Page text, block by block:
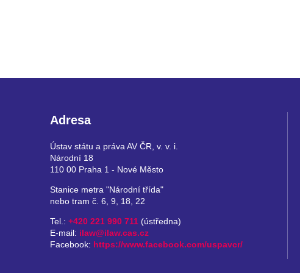
Adresa
Ústav státu a práva AV ČR, v. v. i.
Národní 18
110 00 Praha 1 - Nové Město
Stanice metra "Národní třída"
nebo tram č. 6, 9, 18, 22
Tel.: +420 221 990 711 (ústředna)
E-mail: ilaw@ilaw.cas.cz
Facebook: https://www.facebook.com/uspavcr/